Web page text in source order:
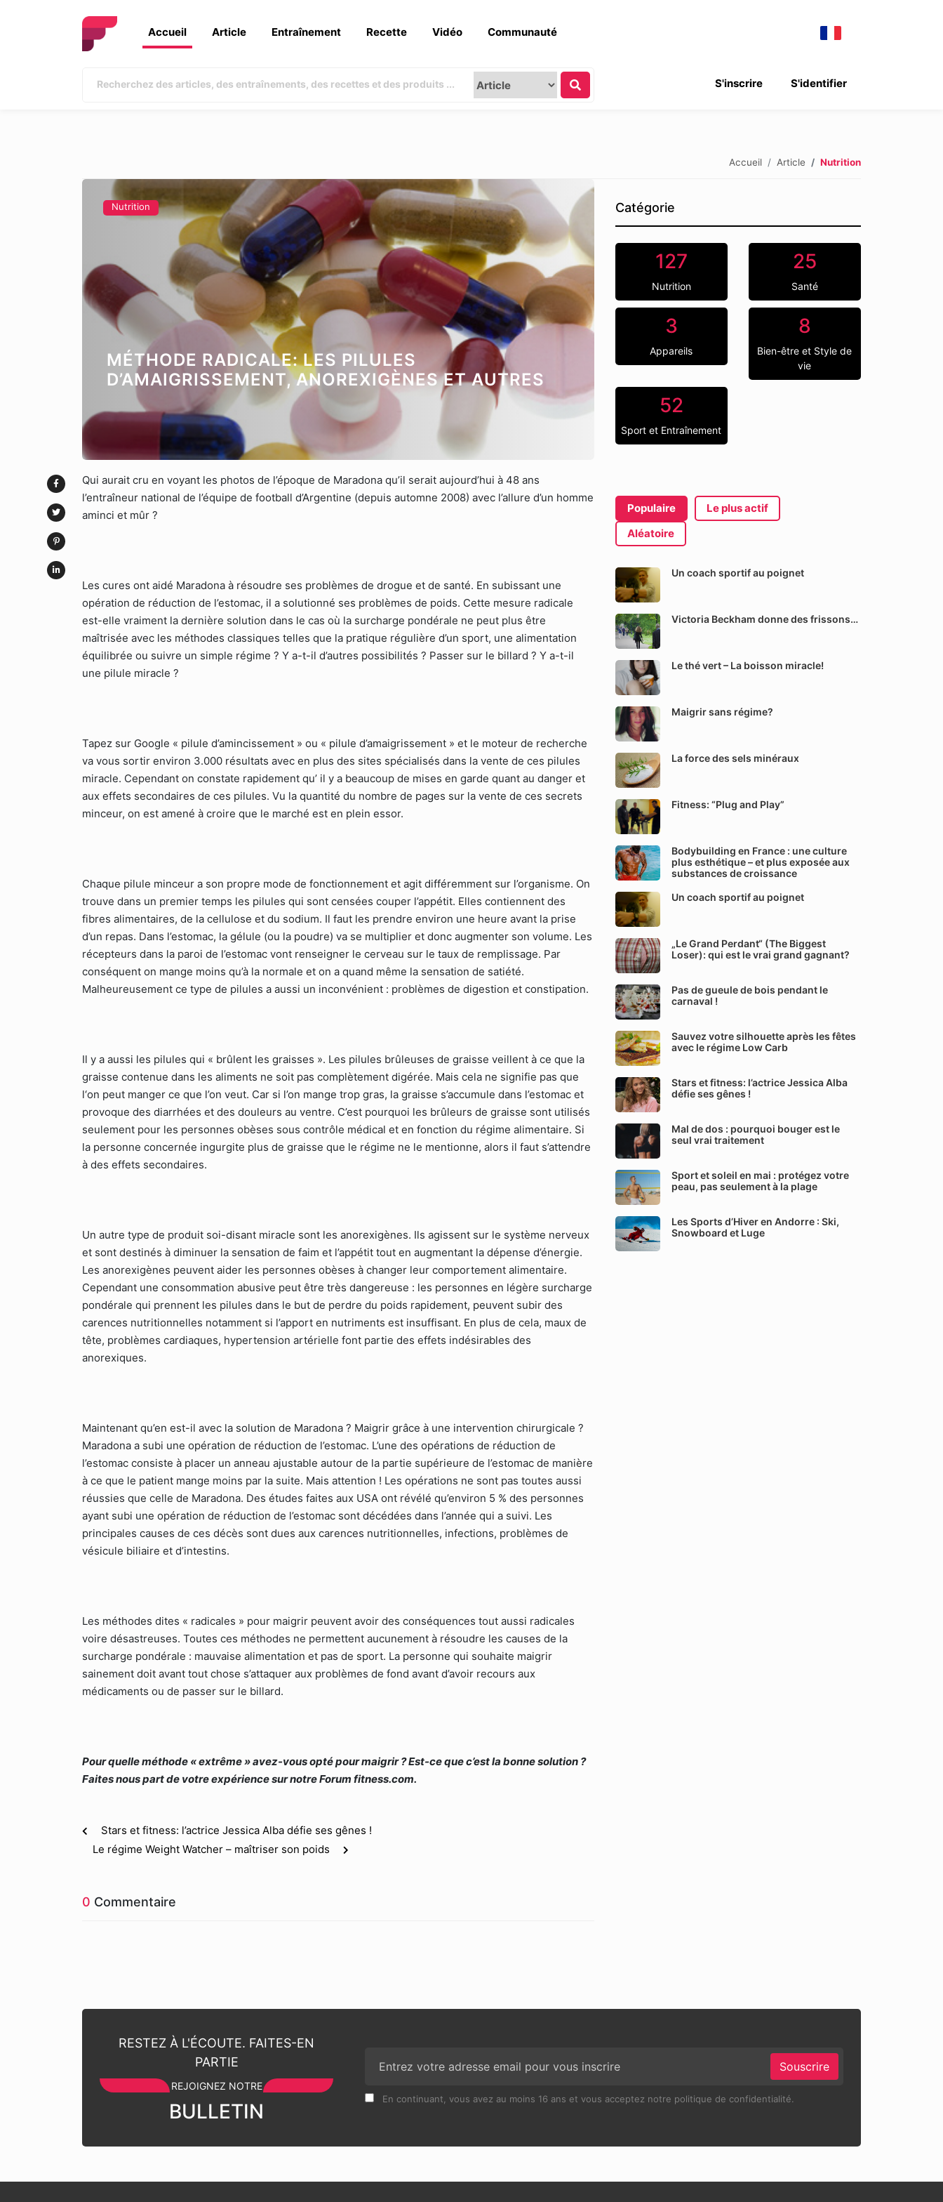
Accueil Article Entraînement Recette Vidéo Communauté
S'identifier
S'inscrire
Accueil Article Nutrition
Nutrition
MÉTHODE RADICALE: LES PILULES
D’AMAIGRISSEMENT, ANOREXIGÈNES ET AUTRES
Qui aurait cru en voyant les photos de l’époque de Maradona qu’il serait aujourd’hui à 48 ans
l’entraîneur national de l’équipe de football d’Argentine (depuis automne 2008) avec l’allure d’un homme
aminci et mûr ?
Les cures ont aidé Maradona à résoudre ses problèmes de drogue et de santé. En subissant une
opération de réduction de l’estomac, il a solutionné ses problèmes de poids. Cette mesure radicale
est-elle vraiment la dernière solution dans le cas où la surcharge pondérale ne peut plus être
maîtrisée avec les méthodes classiques telles que la pratique régulière d’un sport, une alimentation
équilibrée ou suivre un simple régime ? Y a-t-il d’autres possibilités ? Passer sur le billard ? Y a-t-il
une pilule miracle ?
Tapez sur Google « pilule d’amincissement » ou « pilule d’amaigrissement » et le moteur de recherche
va vous sortir environ 3.000 résultats avec en plus des sites spécialisés dans la vente de ces pilules
miracle. Cependant on constate rapidement qu’ il y a beaucoup de mises en garde quant au danger et
aux effets secondaires de ces pilules. Vu la quantité du nombre de pages sur la vente de ces secrets
minceur, on est amené à croire que le marché est en plein essor.
Chaque pilule minceur a son propre mode de fonctionnement et agit différemment sur l’organisme. On
trouve dans un premier temps les pilules qui sont censées couper l’appétit. Elles contiennent des
fibres alimentaires, de la cellulose et du sodium. Il faut les prendre environ une heure avant la prise
d’un repas. Dans l’estomac, la gélule (ou la poudre) va se multiplier et donc augmenter son volume. Les
récepteurs dans la paroi de l’estomac vont renseigner le cerveau sur le taux de remplissage. Par
conséquent on mange moins qu’à la normale et on a quand même la sensation de satiété.
Malheureusement ce type de pilules a aussi un inconvénient : problèmes de digestion et constipation.
Il y a aussi les pilules qui « brûlent les graisses ». Les pilules brûleuses de graisse veillent à ce que la
graisse contenue dans les aliments ne soit pas complètement digérée. Mais cela ne signifie pas que
l‘on peut manger ce que l’on veut. Car si l’on mange trop gras, la graisse s’accumule dans l’estomac et
provoque des diarrhées et des douleurs au ventre. C’est pourquoi les brûleurs de graisse sont utilisés
seulement pour les personnes obèses sous contrôle médical et en fonction du régime alimentaire. Si
la personne concernée ingurgite plus de graisse que le régime ne le mentionne, alors il faut s’attendre
à des effets secondaires.
Un autre type de produit soi-disant miracle sont les anorexigènes. Ils agissent sur le système nerveux
et sont destinés à diminuer la sensation de faim et l’appétit tout en augmentant la dépense d’énergie.
Les anorexigènes peuvent aider les personnes obèses à changer leur comportement alimentaire.
Cependant une consommation abusive peut être très dangereuse : les personnes en légère surcharge
pondérale qui prennent les pilules dans le but de perdre du poids rapidement, peuvent subir des
carences nutritionnelles notamment si l’apport en nutriments est insuffisant. En plus de cela, maux de
tête, problèmes cardiaques, hypertension artérielle font partie des effets indésirables des
anorexiques.
Maintenant qu’en est-il avec la solution de Maradona ? Maigrir grâce à une intervention chirurgicale ?
Maradona a subi une opération de réduction de l’estomac. L’une des opérations de réduction de
l’estomac consiste à placer un anneau ajustable autour de la partie supérieure de l’estomac de manière
à ce que le patient mange moins par la suite. Mais attention ! Les opérations ne sont pas toutes aussi
réussies que celle de Maradona. Des études faites aux USA ont révélé qu’environ 5 % des personnes
ayant subi une opération de réduction de l’estomac sont décédées dans l’année qui a suivi. Les
principales causes de ces décès sont dues aux carences nutritionnelles, infections, problèmes de
vésicule biliaire et d’intestins.
Les méthodes dites « radicales » pour maigrir peuvent avoir des conséquences tout aussi radicales
voire désastreuses. Toutes ces méthodes ne permettent aucunement à résoudre les causes de la
surcharge pondérale : mauvaise alimentation et pas de sport. La personne qui souhaite maigrir
sainement doit avant tout chose s’attaquer aux problèmes de fond avant d’avoir recours aux
médicaments ou de passer sur le billard.
Pour quelle méthode « extrême » avez-vous opté pour maigrir ? Est-ce que c’est la bonne solution ?
Faites nous part de votre expérience sur notre Forum fitness.com.
Stars et fitness: l’actrice Jessica Alba défie ses gênes !
Le régime Weight Watcher – maîtriser son poids
0 Commentaire
Catégorie
127
Nutrition
25
Santé
3
Appareils
8
Bien-être et Style de
vie
52
Sport et Entraînement
Populaire
Le plus actif
Aléatoire
Un coach sportif au poignet
Victoria Beckham donne des frissons…
Le thé vert – La boisson miracle!
Maigrir sans régime?
La force des sels minéraux
Fitness: “Plug and Play”
Bodybuilding en France : une culture
plus esthétique – et plus exposée aux
substances de croissance
Un coach sportif au poignet
„Le Grand Perdant“ (The Biggest
Loser): qui est le vrai grand gagnant?
Pas de gueule de bois pendant le
carnaval !
Sauvez votre silhouette après les fêtes
avec le régime Low Carb
Stars et fitness: l’actrice Jessica Alba
défie ses gênes !
Mal de dos : pourquoi bouger est le
seul vrai traitement
Sport et soleil en mai : protégez votre
peau, pas seulement à la plage
Les Sports d’Hiver en Andorre : Ski,
Snowboard et Luge
RESTEZ À L'ÉCOUTE. FAITES-EN
PARTIE
REJOIGNEZ NOTRE
BULLETIN
Souscrire
En continuant, vous avez au moins 16 ans et vous acceptez notre politique de confidentialité.